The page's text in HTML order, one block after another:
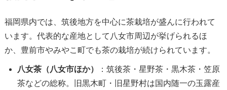
福岡県内では、筑後地方を中心に茶栽培が盛んに行われて
います。代表的な産地として八女市周辺が挙げられるほ
か、豊前市やみやこ町でも茶の栽培が続けられています。
八女茶（八女市ほか）
：筑後茶・星野茶・黒木茶・笠原
茶などの総称。旧黒木町・旧星野村は国内随一の玉露産